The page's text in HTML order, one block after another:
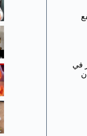
في